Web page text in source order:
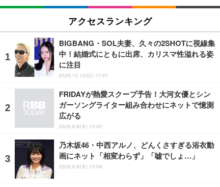
アクセスランキング
BIGBANG・SOL夫妻、久々の2SHOTに視線集
中！結婚式にともに出席、カリスマ性溢れる姿
に注目
2025.10.12(日) 17:47
FRIDAYが熱愛スクープ予告！大河女優とシン
ガーソングライター組み合わせにネットで憶測
広がる
2026.8.6(木) 13:00
乃木坂46・中西アルノ、どんくさすぎる浴衣動
画にネット「相変わらず」「嘘でしょ…」
2026.8.6(木) 15:09